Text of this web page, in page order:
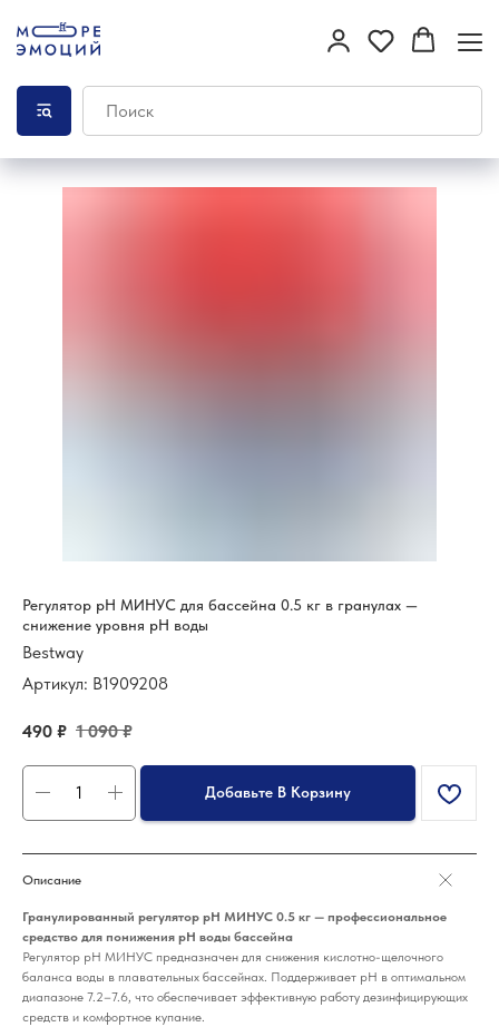
Регулятор pH МИНУС для бассейна 0.5 кг в гранулах —
снижение уровня pH воды
Bestway
Артикул: B1909208
490 ₽ 1 090 ₽
Добавьте В Корзину
Описание
Гранулированный регулятор pH МИНУС 0.5 кг — профессиональное
средство для понижения pH воды бассейна
Регулятор pH МИНУС предназначен для снижения кислотно-щелочного
баланса воды в плавательных бассейнах. Поддерживает pH в оптимальном
диапазоне 7.2–7.6, что обеспечивает эффективную работу дезинфицирующих
средств и комфортное купание.